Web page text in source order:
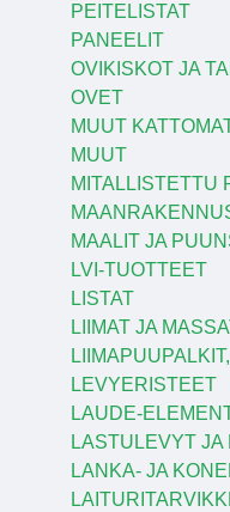
PEITELISTAT
PANEELIT
OVIKISKOT JA
OVET
MUUT
MUUT
MITALLISTETTU
MAALIT JA
LVI-TUOTTEET
LISTAT
LIIMAT JA
LEVYERISTEET
LAUDE-
LASTULEVYT
LANKA- JA